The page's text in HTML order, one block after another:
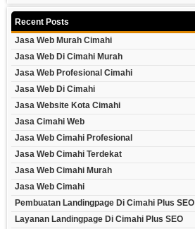
Recent Posts
Jasa Web Murah Cimahi
Jasa Web Di Cimahi Murah
Jasa Web Profesional Cimahi
Jasa Web Di Cimahi
Jasa Website Kota Cimahi
Jasa Cimahi Web
Jasa Web Cimahi Profesional
Jasa Web Cimahi Terdekat
Jasa Web Cimahi Murah
Jasa Web Cimahi
Pembuatan Landingpage Di Cimahi Plus SEO
Layanan Landingpage Di Cimahi Plus SEO